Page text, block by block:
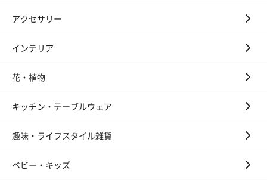
アクセサリー
インテリア
花・植物
キッチン・テーブルウェア
趣味・ライフスタイル雑貨
ベビー・キッズ